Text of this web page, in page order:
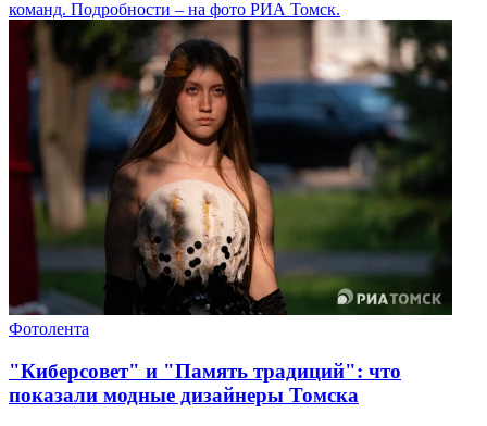
команд. Подробности – на фото РИА Томск.
Фотолента
"Киберсовет" и "Память традиций": что
показали модные дизайнеры Томска